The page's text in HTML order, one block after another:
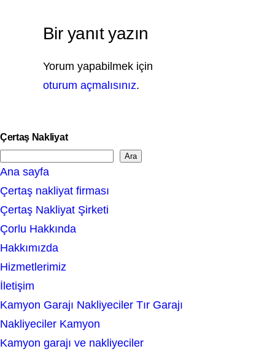
Bir yanıt yazın
Yorum yapabilmek için
oturum açmalısınız.
Çertaş Nakliyat
e
a
r
c
h
Ara
Ana sayfa
Çertaş nakliyat firması
Çertaş Nakliyat Şirketi
Çorlu Hakkında
Hakkımızda
Hizmetlerimiz
İletişim
Kamyon Garajı Nakliyeciler Tır Garajı
Nakliyeciler Kamyon
Kamyon garajı ve nakliyeciler